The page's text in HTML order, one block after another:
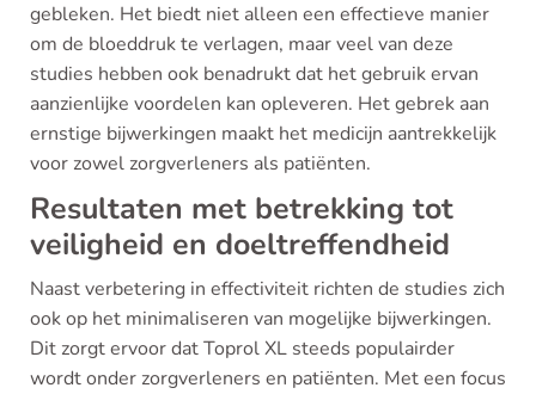
gebleken. Het biedt niet alleen een effectieve manier
om de bloeddruk te verlagen, maar veel van deze
studies hebben ook benadrukt dat het gebruik ervan
aanzienlijke voordelen kan opleveren. Het gebrek aan
ernstige bijwerkingen maakt het medicijn aantrekkelijk
voor zowel zorgverleners als patiënten.
Resultaten met betrekking tot
veiligheid en doeltreffendheid
Naast verbetering in effectiviteit richten de studies zich
ook op het minimaliseren van mogelijke bijwerkingen.
Dit zorgt ervoor dat Toprol XL steeds populairder
wordt onder zorgverleners en patiënten. Met een focus